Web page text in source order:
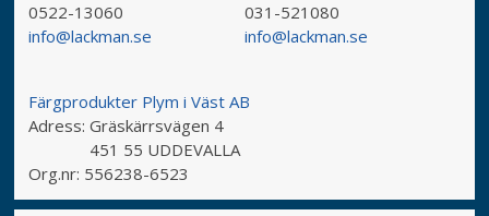
0522-13060
info@lackman.se
031-521080
info@lackman.se
Färgprodukter Plym i Väst AB
Adress: Gräskärrsvägen 4
451 55 UDDEVALLA
Org.nr: 556238-6523